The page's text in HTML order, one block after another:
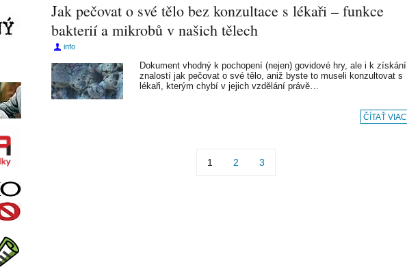
Jak pečovat o své tělo bez konzultace s lékaři – funkce
bakterií a mikrobů v našich tělech
info
Dokument vhodný k pochopení (nejen) govidové hry, ale i k získání
znalostí jak pečovat o své tělo, aniž byste to museli konzultovat s
lékaři, kterým chybí v jejich vzdělání právě…
ČÍTAŤ VIAC
1 2 3